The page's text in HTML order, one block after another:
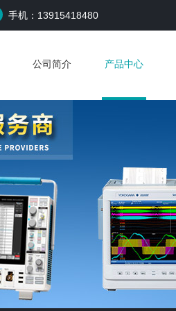
手机：13915418480
公司简介 产品中心